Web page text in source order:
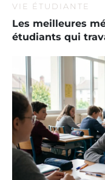
VIE ÉTUDIANTE
Les meilleures
étudiants qui